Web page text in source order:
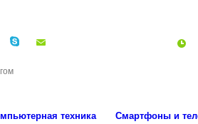
техника Смартфоны и